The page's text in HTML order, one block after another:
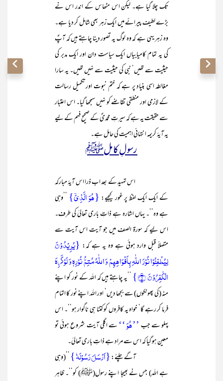
تک چلا گیا ہے۔ لیکن اس مٹھاس کے اندر اس نے
بڑے لطیف پیرائے میں ایک زہر بھی شامل کر دیا ہے۔
وہ زہر یہی ہے کہ وہ لوگ یہ تصور دینا چاہتے ہیں کہ آپؐ
کی یہ تمام کامیابیاں ایک سیاست دان اور ایک مدبر کی
حیثیت سے تھیں‘ نبی کی حیثیت سے نہیں تھیں۔ یہ سارا
مغالطہ اسی بنیاد پر ہے کہ ختم نبوت اور تکمیل رسالت
کے لازمی اور منطقی تقاضے کو نہیں سمجھا گیا۔ اس اعتبار
سے حقیقت یہ ہے کہ سیرتِ محمدیؐ کے صحیح فہم کے لیے
یہ آیۂ کریمہ انتہائی اہمیت کی حامل ہے۔
رسولِ کاملﷺ
اس تمہید کے بعد اب ذرا اس آیۂ مبارکہ
کے ایک ایک لفظ پر غور کیجیے: {ہُوَ الَّذِیۡۤ} ’’وہی
ہے وہ‘‘۔ یہاں اشارہ ہے ذاتِ باری تعالیٰ کی طرف۔
اس لیے کہ سورۃ الصف میں جو آیت اس آیت سے
متصلاً قبل وارد ہوئی ہے وہ یہ ہے کہ: {یُرِیۡدُوۡنَ
لِیُطۡفِـُٔوۡا نُوۡرَ اللّٰہِ بِاَفۡوَاہِہِمۡ وَ اللّٰہُ مُتِمُّ نُوۡرِہٖ وَ لَوۡ کَرِہَ
الۡکٰفِرُوۡنَ ﴿۸﴾}
’’یہ چاہتے ہیں کہ اللہ کے نور کو اپنے
منہ (کی پھونکوں) سے بجھا دیں‘ اور اللہ اپنے نور کا اتمام
فرما کر رہے گا‘ خواہ یہ کافروں کو کتنا ہی ناگوار ہو‘‘۔ اس
پہلو سے جب’’ہُوَ ‘‘سے اگلی آیت شروع ہوئی تو
معین ہو گیا کہ اس سے مراد ہے ذاتِ باری تعالیٰ۔
آگے چلئے:{اَرۡسَلَ رَسُوۡلَہٗ } ’’(وہی
ہے اللہ) جس نے بھیجا اپنے رسول(ﷺ) کو‘‘۔ ظاہر